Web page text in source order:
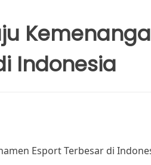
Indonesia
Esport Terbesar di